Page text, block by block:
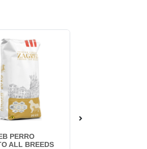
PERRO
ALL BREEDS